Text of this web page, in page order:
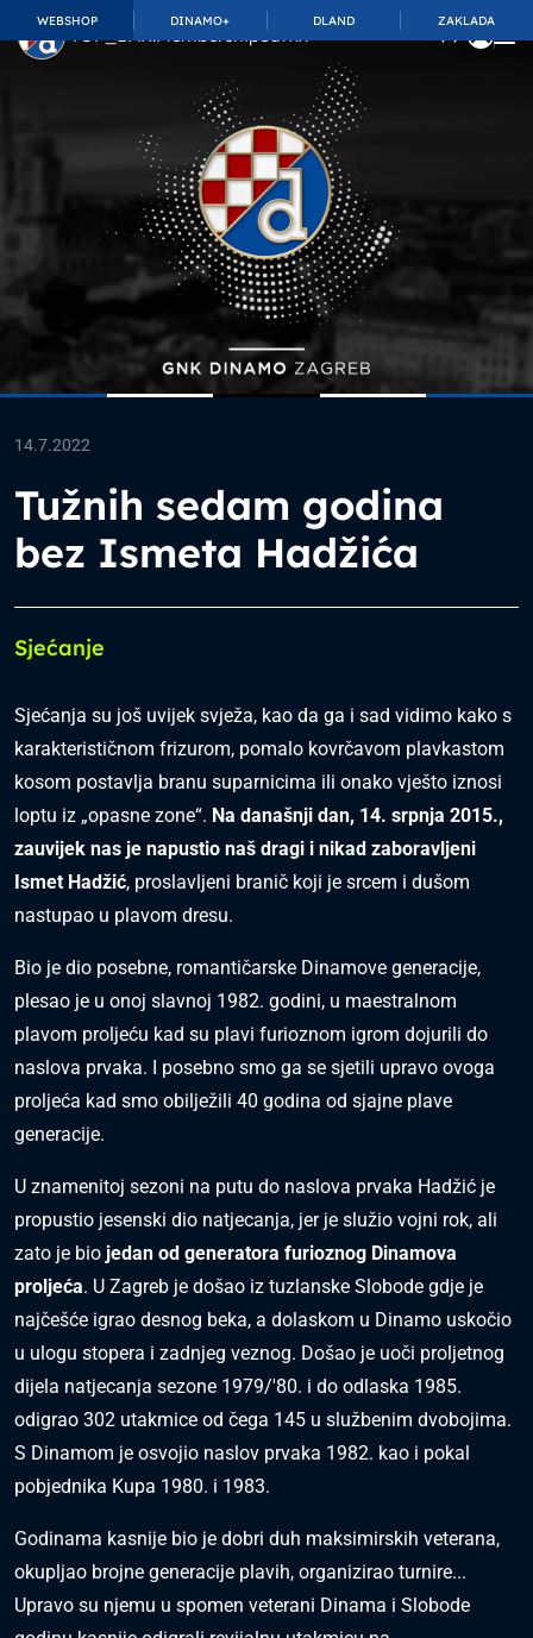
WEBSHOP DINAMO+ DLAND ZAKLADA
TOP_BAR.MembershipSuffix
14.7.2022
Tužnih sedam godina
bez Ismeta Hadžića
Sjećanje
Sjećanja su još uvijek svježa, kao da ga i sad vidimo kako s
karakterističnom frizurom, pomalo kovrčavom plavkastom
kosom postavlja branu suparnicima ili onako vješto iznosi
loptu iz „opasne zone“. Na današnji dan, 14. srpnja 2015.,
zauvijek nas je napustio naš dragi i nikad zaboravljeni
Ismet Hadžić, proslavljeni branič koji je srcem i dušom
nastupao u plavom dresu.
Bio je dio posebne, romantičarske Dinamove generacije,
plesao je u onoj slavnoj 1982. godini, u maestralnom
plavom proljeću kad su plavi furioznom igrom dojurili do
naslova prvaka. I posebno smo ga se sjetili upravo ovoga
proljeća kad smo obilježili 40 godina od sjajne plave
generacije.
U znamenitoj sezoni na putu do naslova prvaka Hadžić je
propustio jesenski dio natjecanja, jer je služio vojni rok, ali
zato je bio jedan od generatora furioznog Dinamova
proljeća. U Zagreb je došao iz tuzlanske Slobode gdje je
najčešće igrao desnog beka, a dolaskom u Dinamo uskočio
u ulogu stopera i zadnjeg veznog. Došao je uoči proljetnog
dijela natjecanja sezone 1979/'80. i do odlaska 1985.
odigrao 302 utakmice od čega 145 u službenim dvobojima.
S Dinamom je osvojio naslov prvaka 1982. kao i pokal
pobjednika Kupa 1980. i 1983.
Godinama kasnije bio je dobri duh maksimirskih veterana,
okupljao brojne generacije plavih, organizirao turnire...
Upravo su njemu u spomen veterani Dinama i Slobode